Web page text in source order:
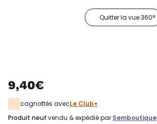
Quitter la vue 360°
9,40€
cagnottés avecLe Club+
produit neuf vendu & expédié par Semboutique